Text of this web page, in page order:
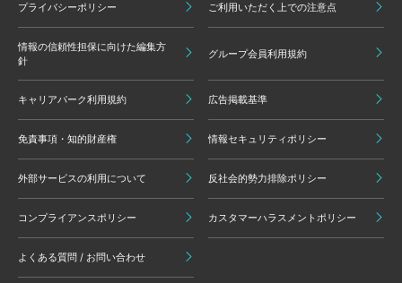
プライバシーポリシー ご利用いただく上での注意点
情報の信頼性担保に向けた編集方
針
グループ会員利用規約
キャリアパーク利用規約 広告掲載基準
免責事項・知的財産権 情報セキュリティポリシー
外部サービスの利用について 反社会的勢力排除ポリシー
コンプライアンスポリシー カスタマーハラスメントポリシー
よくある質問 / お問い合わせ